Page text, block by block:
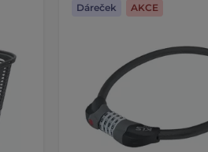
Dáreček AKCE